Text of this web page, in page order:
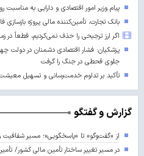
پیام وزیر امور اقتصادی و دارایی به مناسبت
بانک تجارت، تأمین‌کننده مالی پروژه بازسازی فازهای ۴ و ۵
اگر ارز ترجیحی را حذف نمی‌کردیم، قطعاً
پزشکیان: فشار اقتصادی دشمنان در دولت
جلوی قحطی در جنگ را گرفت
تأکید بر تداوم خدمت‌رسانی و تسهیل
گزارش و گفتگو
از «گفت‌وگو» تا «پاسخگویی»؛ مسیر